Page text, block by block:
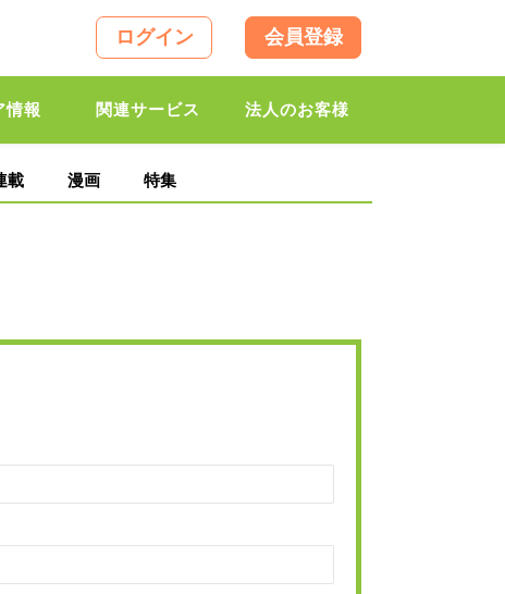
ログイン 会員登録
情報 関連サービス 法人のお客様
載 漫画 特集